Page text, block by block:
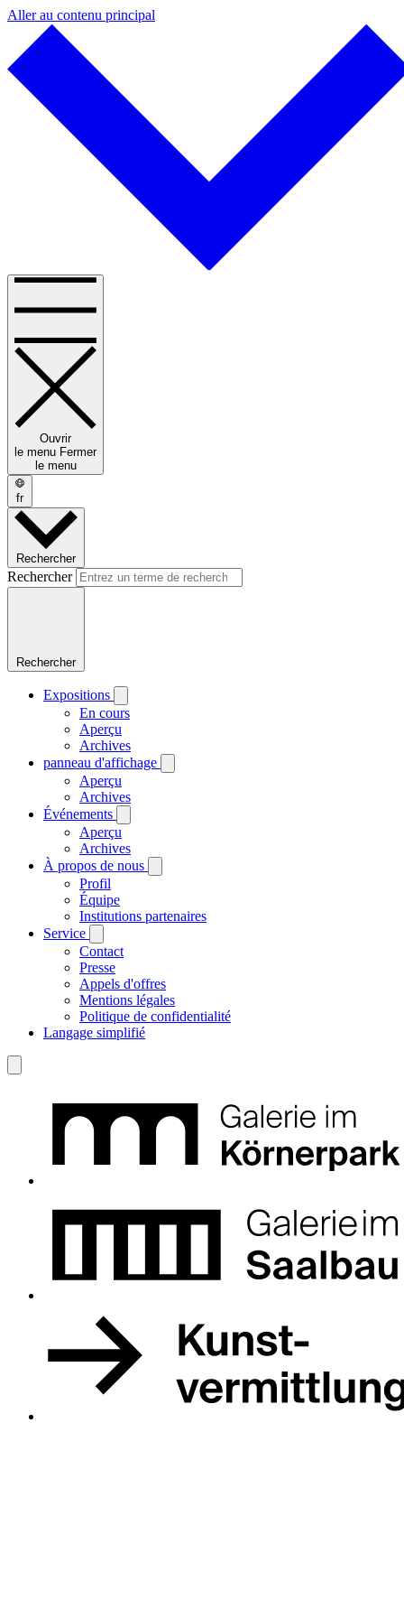
Aller au contenu principal
Ouvrir
le menu Fermer
le menu
fr
Rechercher
Rechercher
Rechercher
Expositions
En cours
Aperçu
Archives
panneau d'affichage
Aperçu
Archives
Événements
Aperçu
Archives
À propos de nous
Profil
Équipe
Institutions partenaires
Service
Contact
Presse
Appels d'offres
Mentions légales
Politique de confidentialité
Langage simplifié